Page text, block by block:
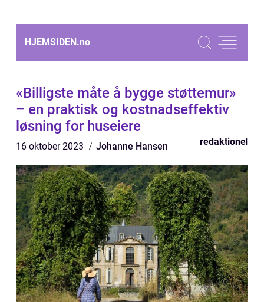
HJEMSIDEN.no
«Billigste måte å bygge støttemur»
– en praktisk og kostnadseffektiv
løsning for huseiere
16 oktober 2023 Johanne Hansen redaktionel